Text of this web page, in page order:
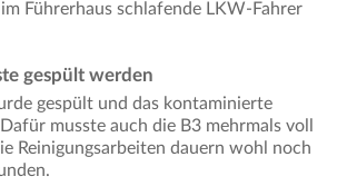
Führerhaus schlafende LKW-Fahrer
gespült werden
gespült und das kontaminierte
musste auch die B3 mehrmals voll
Reinigungsarbeiten dauern wohl noch